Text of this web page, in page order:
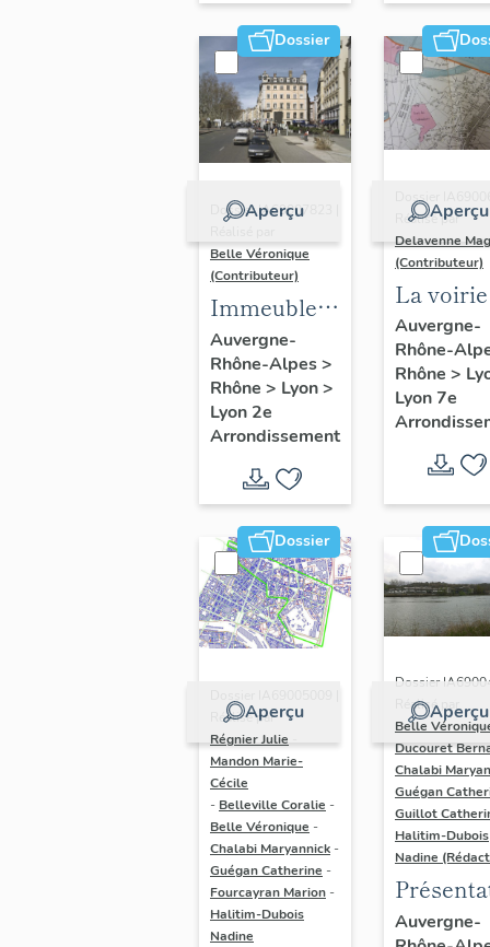
Dossier
Aperçu
Dossier IA69007823 |
Belle Véronique
(Contributeur)
Immeubles
du secteur
des
Jacobins
Auvergne-
Rhône-Alpes>
Rhône > Lyon>
Lyon 2e
Arrondissement
Aperçu
Dossier
Réalisé par
Delavenne
(Contributeur)
La
secteur
d'étude
"Saint-
André"
(Lyon
Auvergne-
Rhône-
Rhône >
Lyon 7e
Dossier
Aperçu
Réalisé par
Régnier Julie
Mandon Marie-
Cécile
- Belleville Coralie -
Belle Véronique -
Chalabi Maryannick -
Guégan Catherine -
Fourcayran Marion -
Halitim-Dubois
Nadine
Aperçu
Dossier
Réalisé par
Belle
Ducouret
Chalabi
Guégan
Guillot
Halitim-Dubois
Nadine
du
Auvergne-